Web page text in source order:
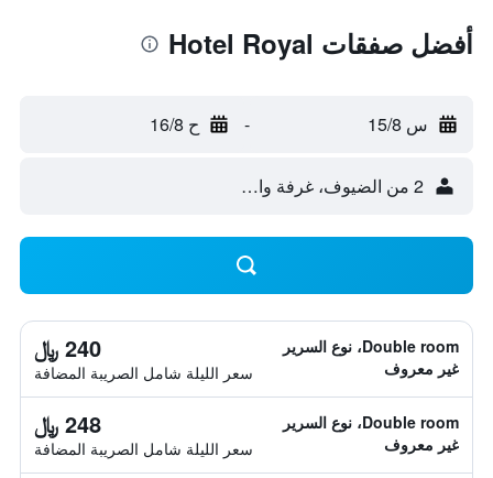
أفضل صفقات Hotel Royal
س 15/8 - ح 16/8
2 من الضيوف، غرفة واحدة
Double room، نوع السرير
غير معروف
240 ﷼
سعر الليلة شامل الصريبة المضافة
Double room، نوع السرير
غير معروف
248 ﷼
سعر الليلة شامل الصريبة المضافة